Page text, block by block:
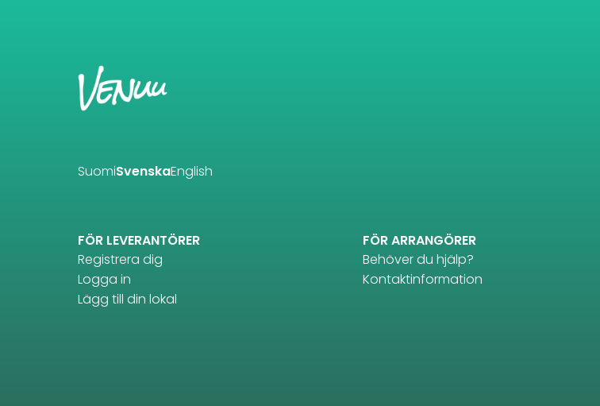
SuomiSvenskaEnglish
FÖR LEVERANTÖRER
Registrera dig
Logga in
Lägg till din lokal
FÖR ARRANGÖRER
Behöver du hjälp?
Kontaktinformation